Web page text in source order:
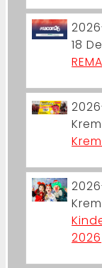
18
2026